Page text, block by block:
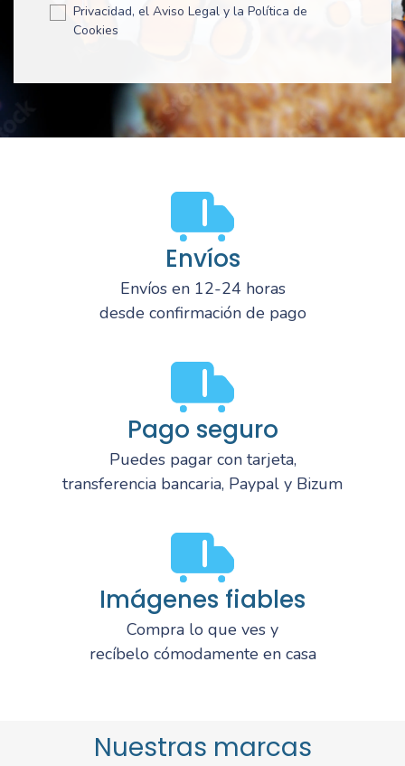
Privacidad, el Aviso Legal y la Política de
Cookies
Envíos
Envíos en 12-24 horas
desde confirmación de pago
Pago seguro
Puedes pagar con tarjeta,
transferencia bancaria, Paypal y Bizum
Imágenes fiables
Compra lo que ves y
recíbelo cómodamente en casa
Nuestras marcas